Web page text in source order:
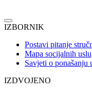
IZBORNIK
Postavi pitanje
Mapa socijalnih
Savjeti o ponašanju
IZDVOJENO